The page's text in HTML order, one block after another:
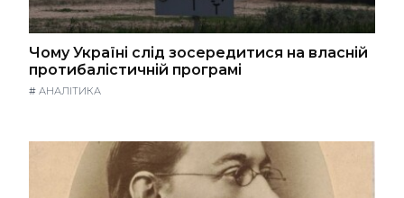
Чому Україні слід зосередитися на власній
протибалістичній програмі
# АНАЛІТИКА